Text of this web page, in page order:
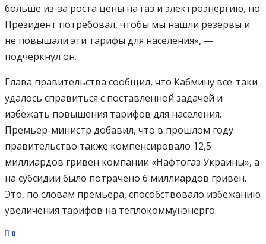
больше из-за роста цены на газ и электроэнергию, но
Президент потребовал, чтобы мы нашли резервы и
не повышали эти тарифы для населения», —
подчеркнул он.
Глава правительства сообщил, что Кабмину все-таки
удалось справиться с поставленной задачей и
избежать повышения тарифов для населения.
Премьер-министр добавил, что в прошлом году
правительство также компенсировало 12,5
миллиардов гривен компании «Нафтогаз Украины», а
на субсидии было потрачено 6 миллиардов гривен.
Это, по словам премьера, способствовало избежанию
увеличения тарифов на теплокоммунэнерго.
0